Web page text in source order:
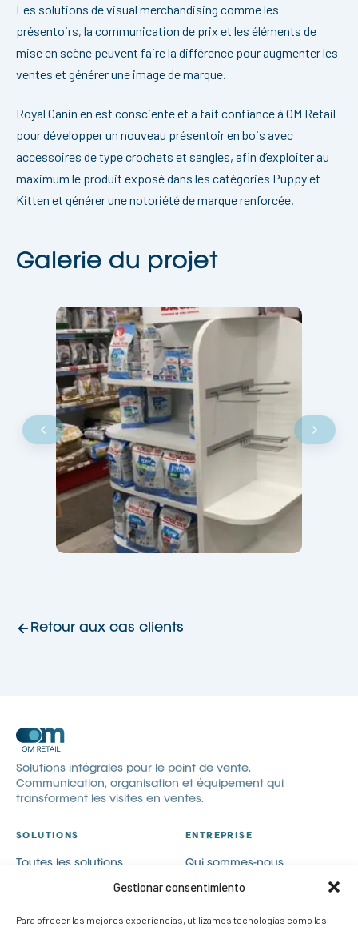
Gestionar consentimiento
Para ofrecer las mejores experiencias, utilizamos tecnologías como las
Les solutions de visual merchandising comme les
présentoirs, la communication de prix et les éléments de
mise en scène peuvent faire la différence pour augmenter les
ventes et générer une image de marque.
Royal Canin en est consciente et a fait confiance à OM Retail
pour développer un nouveau présentoir en bois avec
accessoires de type crochets et sangles, afin d’exploiter au
maximum le produit exposé dans les catégories Puppy et
Kitten et générer une notoriété de marque renforcée.
Galerie du projet
Retour aux cas clients
Solutions intégrales pour le point de vente.
Communication, organisation et équipement qui
transforment les visites en ventes.
SOLUTIONS
Toutes les solutions
Communication visuelle
PLV
ENTREPRISE
Qui sommes-nous
Catalogues
Contact